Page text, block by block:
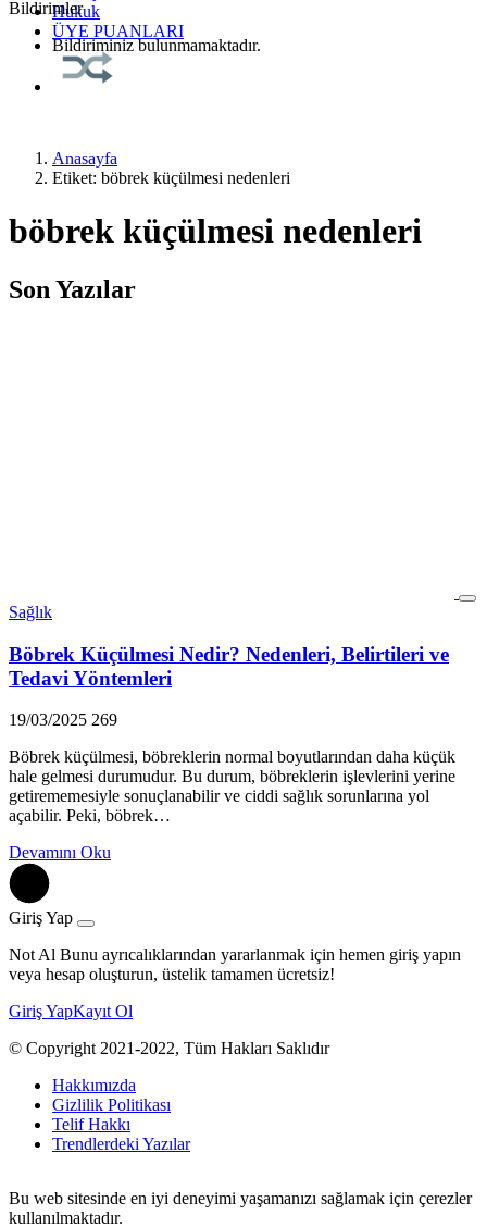
Hukuk
ÜYE PUANLARI
Bildirimler
Bildiriminiz bulunmamaktadır.
Anasayfa
Etiket: böbrek küçülmesi nedenleri
böbrek küçülmesi nedenleri
Son Yazılar
Sağlık
Böbrek Küçülmesi Nedir? Nedenleri, Belirtileri ve
Tedavi Yöntemleri
19/03/2025 269
Böbrek küçülmesi, böbreklerin normal boyutlarından daha küçük
hale gelmesi durumudur. Bu durum, böbreklerin işlevlerini yerine
getirememesiyle sonuçlanabilir ve ciddi sağlık sorunlarına yol
açabilir. Peki, böbrek…
Devamını Oku
Giriş Yap
Not Al Bunu ayrıcalıklarından yararlanmak için hemen giriş yapın
veya hesap oluşturun, üstelik tamamen ücretsiz!
Giriş YapKayıt Ol
© Copyright 2021-2022, Tüm Hakları Saklıdır
Hakkımızda
Gizlilik Politikası
Telif Hakkı
Trendlerdeki Yazılar
Bu web sitesinde en iyi deneyimi yaşamanızı sağlamak için çerezler
kullanılmaktadır.